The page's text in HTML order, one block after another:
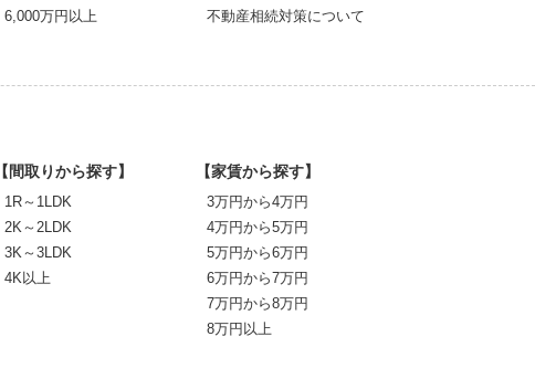
6,000万円以上
不動産相続対策について
【間取りから探す】
1R～1LDK
2K～2LDK
3K～3LDK
4K以上
【家賃から探す】
3万円から4万円
4万円から5万円
5万円から6万円
6万円から7万円
7万円から8万円
8万円以上